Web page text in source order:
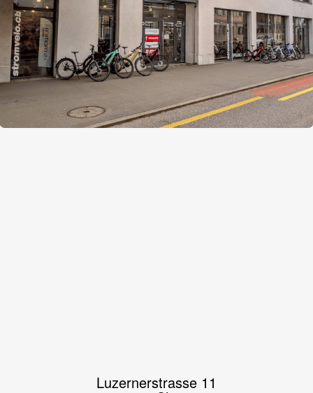
Luzernerstrasse 11